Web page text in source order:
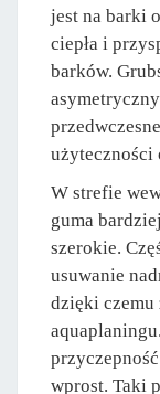
jest na barki
ciepła i
barków.
użyteczności
W strefie
guma
szerokie.
usuwanie
dzięki czemu
wprost. Taki